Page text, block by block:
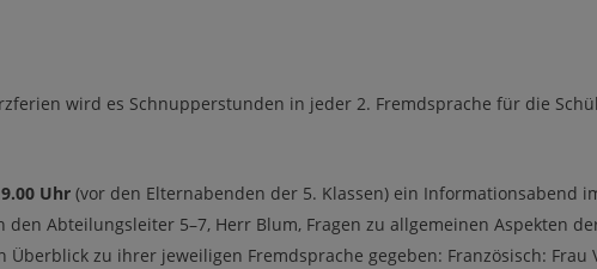
wird es Schnupperstunden in jeder 2. Fremdsprache für die
Uhr (vor den Elternabenden der 5. Klassen) ein Informationsabend
Abteilungsleiter 5–7, Herr Blum, Fragen zu allgemeinen Aspekten
zu ihrer jeweiligen Fremdsprache gegeben: Französisch: